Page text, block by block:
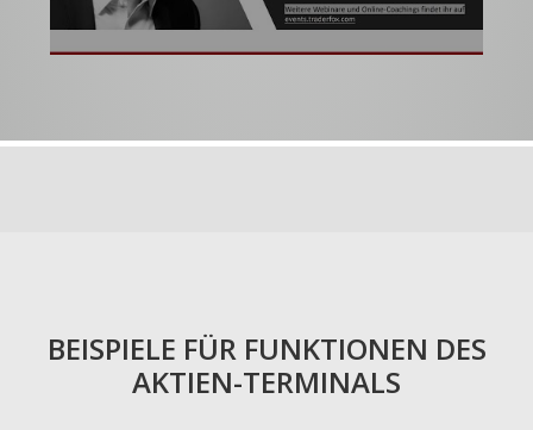
BEISPIELE FÜR FUNKTIONEN DES
AKTIEN-TERMINALS